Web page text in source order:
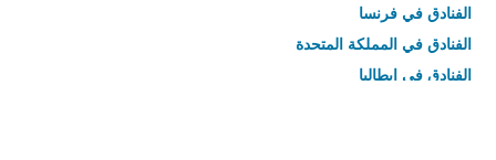
الفنادق في فرنسا
الفنادق في المملكة المتحدة
الفنادق في إيطاليا